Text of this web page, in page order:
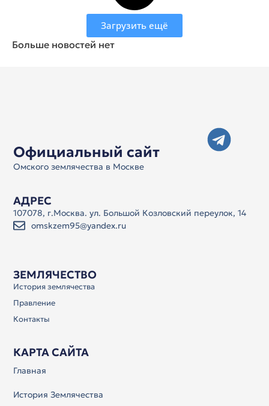
Загрузить ещё
Больше новостей нет
Официальный сайт
Омского землячества в Москве
ЗЕМЛЯЧЕСТВО
История землячества
Правление
Контакты
КАРТА САЙТА
Главная
История Землячества
АДРЕС
107078, г.Москва. ул. Большой Козловский переулок, 14
omskzem95@yandex.ru